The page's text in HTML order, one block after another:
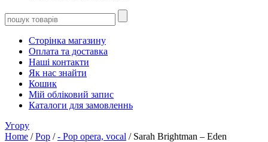
Сторінка магазину
Оплата та доставка
Наші контакти
Як нас знайти
Кошик
Мій обліковий запис
Каталоги для замовленнь
Угору
Home /Pop /- Pop opera, vocal / Sarah Brightman – Eden